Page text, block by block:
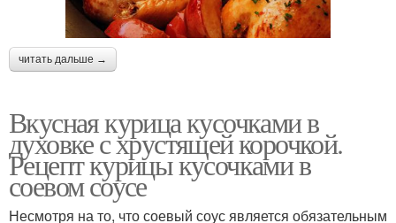
читать дальше →
Вкусная курица кусочками в
духовке с хрустящей корочкой.
Рецепт курицы кусочками в
соевом соусе
Несмотря на то, что соевый соус является обязательным